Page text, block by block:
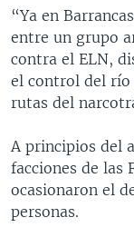
“Ya en
entre un grupo
contra el ELN,
el control del río
rutas del
A principios del
facciones de las
ocasionaron el
personas.